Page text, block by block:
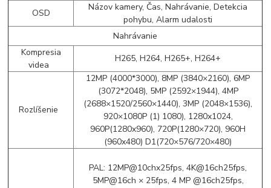
OSD
Názov kamery, Čas, Nahrávanie, Detekcia
pohybu, Alarm udalosti
Nahrávanie
Kompresia
videa
H265, H264, H265+, H264+
Rozlíšenie
12MP (4000*3000), 8MP (3840×2160), 6MP
(3072*2048), 5MP (2592×1944), 4MP
(2688×1520/2560×1440), 3MP (2048×1536),
920×1080P (1) 1080), 1280x1024,
960P(1280x960), 720P(1280×720), 960H
(960x480) D1(720×576/720×480)
PAL: 12MP@10chx25fps, 4K@16ch25fps,
5MP@16ch × 25fps, 4 MP @16ch25fps,